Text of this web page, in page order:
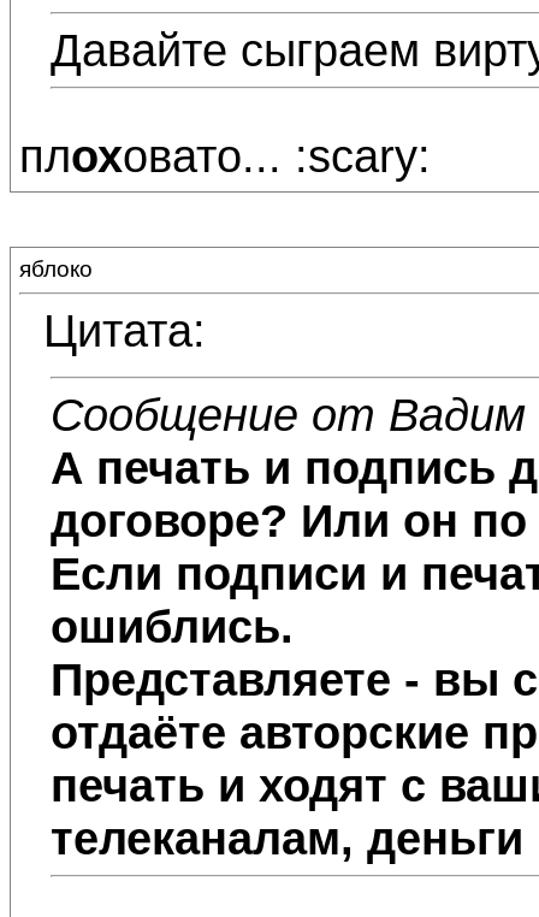
Давайте сыграем
плоховато... :scary:
яблоко
Цитата:
Сообщение от Вадим
А печать и подпись
договоре? Или он
Если подписи и
ошиблись.
Представляете - вы
отдаёте авторские
печать и ходят с
телеканалам,